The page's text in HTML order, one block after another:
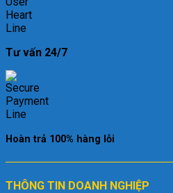
Tư vấn 24/7
Hoàn trả 100% hàng lỗi
THÔNG TIN DOANH NGHIỆP